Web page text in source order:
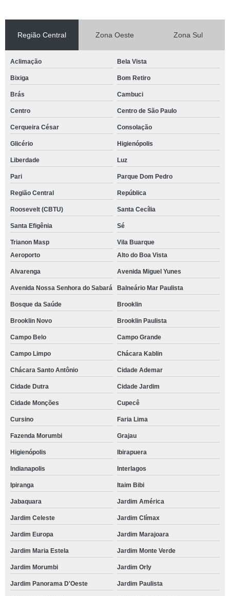
Região Central Zona Oeste Zona Sul
Aclimação Bela Vista
Bixiga Bom Retiro
Brás Cambuci
Centro Centro de São Paulo
Cerqueira César Consolação
Glicério Higienópolis
Liberdade Luz
Pari Parque Dom Pedro
Região Central República
Roosevelt (CBTU) Santa Cecília
Santa Efigênia Sé
Trianon Masp
Vila Buarque
Aeroporto
Alto do Boa Vista
Alvarenga Avenida Miguel Yunes
Avenida Nossa Senhora do Sabará Balneário Mar Paulista
Bosque da Saúde Brooklin
Brooklin Novo Brooklin Paulista
Campo Belo Campo Grande
Campo Limpo Chácara Kablin
Chácara Santo Antônio Cidade Ademar
Cidade Dutra Cidade Jardim
Cidade Monções Cupecê
Cursino Faria Lima
Fazenda Morumbi Grajau
Higienópolis Ibirapuera
Indianapolis Interlagos
Ipiranga Itaim Bibi
Jabaquara Jardim América
Jardim Celeste Jardim Clímax
Jardim Europa Jardim Marajoara
Jardim Maria Estela Jardim Monte Verde
Jardim Morumbi Jardim Orly
Jardim Panorama D'Oeste Jardim Paulista